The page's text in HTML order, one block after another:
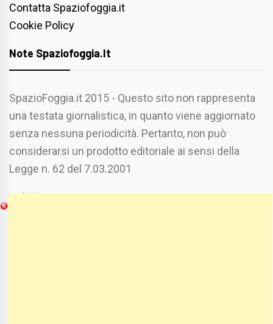
Contatta Spaziofoggia.it
Cookie Policy
Note Spaziofoggia.it
SpazioFoggia.it 2015 - Questo sito non rappresenta
una testata giornalistica, in quanto viene aggiornato
senza nessuna periodicità. Pertanto, non può
considerarsi un prodotto editoriale ai sensi della
Legge n. 62 del 7.03.2001
Chi Siamo